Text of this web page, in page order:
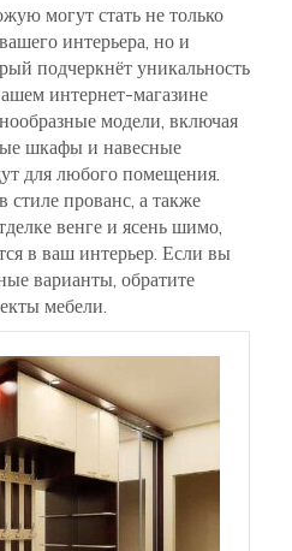
могут стать не только
интерьера, но и
подчеркнёт уникальность
интернет-магазине
модели, включая
шкафы и навесные
для любого помещения.
прованс, а также
венге и ясень шимо,
в ваш интерьер. Если вы
варианты, обратите
мебели.